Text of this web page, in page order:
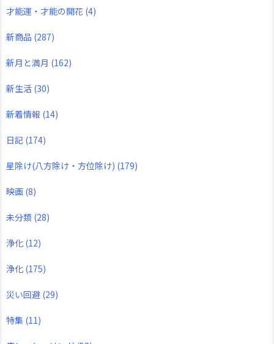
才能運・才能の開花 (4)
新商品 (287)
新月と満月 (162)
新生活 (30)
新着情報 (14)
日記 (174)
星除け(八方除け・方位除け) (179)
映画 (8)
未分類 (28)
浄化 (12)
浄化 (175)
災い回避 (29)
特集 (11)